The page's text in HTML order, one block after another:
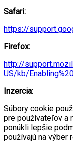
Safari:
https://
Firefox:
http://
US/kb/
Inzercia:
Súbory cookie
pre používateľov a
ponúkli lepšie
používajú na výber